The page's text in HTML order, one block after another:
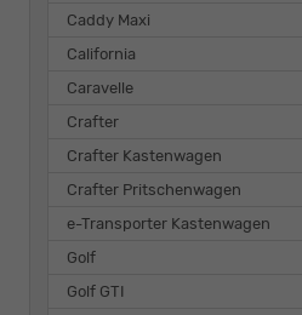
Caddy Maxi
California
Caravelle
Crafter
Crafter Kastenwagen
Crafter Pritschenwagen
e-Transporter Kastenwagen
Golf
Golf GTI